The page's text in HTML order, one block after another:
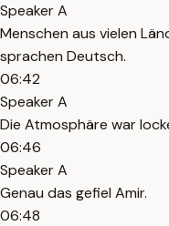
Speaker A
Menschen aus vielen
sprachen Deutsch.
06:42
Speaker A
Die Atmosphäre war
06:46
Speaker A
Genau das gefiel Amir.
06:48